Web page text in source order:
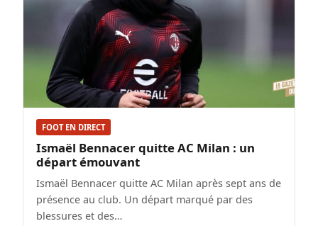
FOOT EN DIRECT
Ismaël Bennacer quitte AC Milan : un
départ émouvant
Ismaël Bennacer quitte AC Milan après sept ans de
présence au club. Un départ marqué par des
blessures et des…